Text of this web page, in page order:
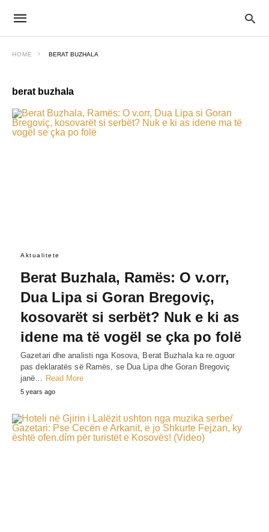
HOME BERAT BUZHALA
berat buzhala
Aktualitete
Berat Buzhala, Ramës: O v.orr,
Dua Lipa si Goran Bregoviç,
kosovarët si serbët? Nuk e ki as
idene ma të vogël se çka po folë
Gazetari dhe analisti nga Kosova, Berat Buzhala ka re.ɑgυɑr
pas deklaratës së Ramës, se Dua Lipa dhe Goran Bregoviç
janë… Read More
5 years ago